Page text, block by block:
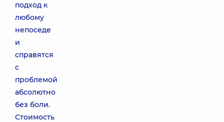
подход к
любому
непоседе
и
справятся
с
проблемой
абсолютно
без боли.
Стоимость